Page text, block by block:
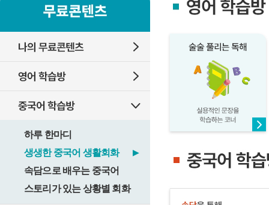
하루 한마디
생생한 중국어 생활회화
▶
속담으로 배우는 중국어
스토리가 있는 상황별 회화